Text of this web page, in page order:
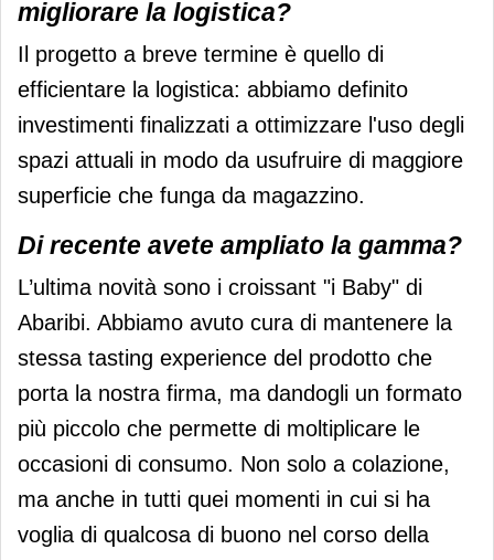
migliorare la logistica?
Il progetto a breve termine è quello di
efficientare la logistica: abbiamo definito
investimenti finalizzati a ottimizzare l'uso degli
spazi attuali in modo da usufruire di maggiore
superficie che funga da magazzino.
Di recente avete ampliato la gamma?
L’ultima novità sono i croissant "i Baby" di
Abaribi. Abbiamo avuto cura di mantenere la
stessa tasting experience del prodotto che
porta la nostra firma, ma dandogli un formato
più piccolo che permette di moltiplicare le
occasioni di consumo. Non solo a colazione,
ma anche in tutti quei momenti in cui si ha
voglia di qualcosa di buono nel corso della